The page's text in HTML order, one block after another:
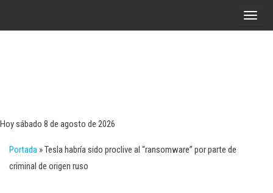
A
Hoy sábado 8 de agosto de 2026
Portada »Tesla habría sido proclive al “ransomware” por parte de
criminal de origen ruso